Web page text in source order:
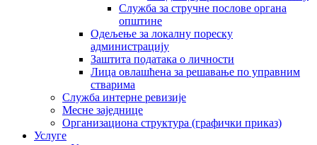
Служба за стручне послове органа
општине
Одељење за локалну пореску
администрацију
Заштита података о личности
Лица овлашћена за решавање по управним
стварима
Служба интерне ревизије
Месне заједнице
Организациона структура (графички приказ)
Услуге